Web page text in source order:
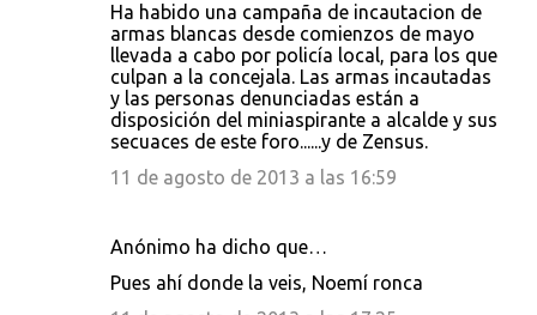
Ha habido una campaña de incautacion de
armas blancas desde comienzos de mayo
llevada a cabo por policía local, para los que
culpan a la concejala. Las armas incautadas
y las personas denunciadas están a
disposición del miniaspirante a alcalde y sus
secuaces de este foro......y de Zensus.
11 de agosto de 2013 a las 16:59
Anónimo ha dicho que…
Pues ahí donde la veis, Noemí ronca